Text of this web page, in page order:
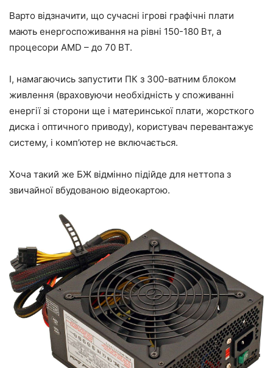
Варто відзначити, що сучасні ігрові графічні плати
мають енергоспоживання на рівні 150-180 Вт, а
процесори AMD – до 70 ВТ.
І, намагаючись запустити ПК з 300-ватним блоком
живлення (враховуючи необхідність у споживанні
енергії зі сторони ще і материнської плати, жорсткого
диска і оптичного приводу), користувач перевантажує
систему, і комп’ютер не включається.
Хоча такий же БЖ відмінно підійде для неттопа з
звичайної вбудованою відеокартою.